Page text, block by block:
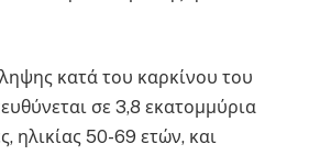
κατά του καρκίνου του
σε 3,8 εκατομμύρια
ηλικίας 50-69 ετών, και